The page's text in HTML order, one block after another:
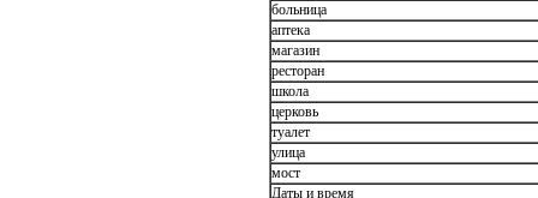
больница
аптека
магазин
ресторан
школа
церковь
туалет
улица
мост
Даты и время